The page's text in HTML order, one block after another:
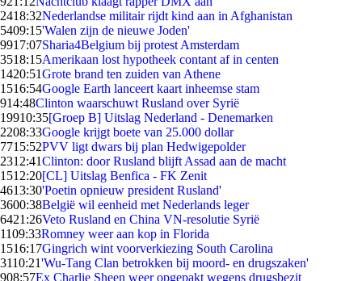
2418:32Nederlandse militair rijdt kind aan in Afghanistan
5409:15'Walen zijn de nieuwe Joden'
9917:07Sharia4Belgium bij protest Amsterdam
3518:15Amerikaan lost hypotheek contant af in centen
1420:51Grote brand ten zuiden van Athene
1516:54Google Earth lanceert kaart inheemse stam
914:48Clinton waarschuwt Rusland over Syrië
19910:35[Groep B] Uitslag Nederland - Denemarken
2208:33Google krijgt boete van 25.000 dollar
7715:52PVV ligt dwars bij plan Hedwigepolder
2312:41Clinton: door Rusland blijft Assad aan de macht
1512:20[CL] Uitslag Benfica - FK Zenit
4613:30'Poetin opnieuw president Rusland'
3600:38België wil eenheid met Nederlands leger
6421:26Veto Rusland en China VN-resolutie Syrië
1109:33Romney weer aan kop in Florida
1516:17Gingrich wint voorverkiezing South Carolina
3110:21'Wu-Tang Clan betrokken bij moord- en drugszaken'
908:57Ex Charlie Sheen weer opgepakt wegens drugsbezit